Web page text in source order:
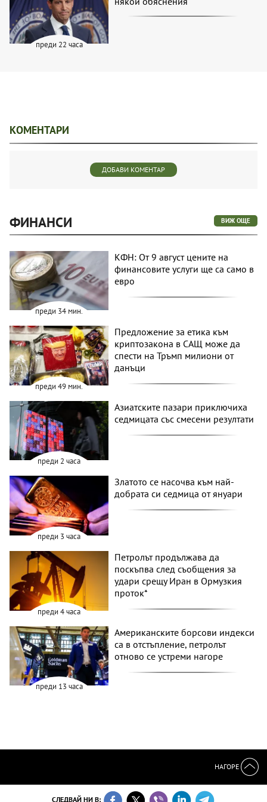
преди 22 часа
КОМЕНТАРИ
ДОБАВИ КОМЕНТАР
ФИНАНСИ ВИЖ ОЩЕ
преди 34 мин.
КФН: От 9 август цените на
финансовите услуги ще са само в
евро
преди 49 мин.
Предложение за етика към
криптозакона в САЩ може да
спести на Тръмп милиони от
данъци
преди 2 часа
Азиатските пазари приключиха
седмицата със смесени резултати
преди 3 часа
Златото се насочва към най-
добрата си седмица от януари
преди 4 часа
Петролът продължава да
поскъпва след съобщения за
удари срещу Иран в Ормузкия
проток*
преди 13 часа
Американските борсови индекси
са в отстъпление, петролът
отново се устреми нагоре
НАГОРЕ
СЛЕДВАЙ НИ В: